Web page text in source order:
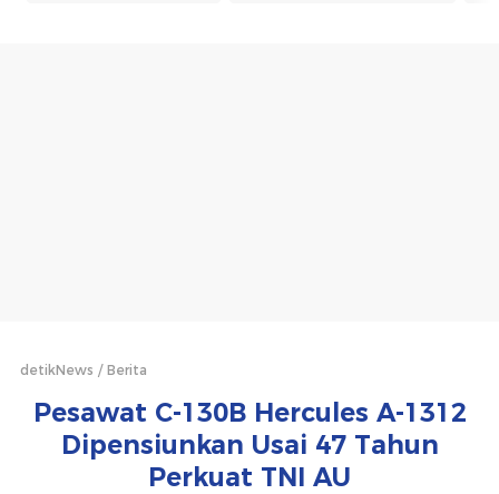
detikNews Berita
Pesawat C-130B Hercules A-1312
Dipensiunkan Usai 47 Tahun
Perkuat TNI AU